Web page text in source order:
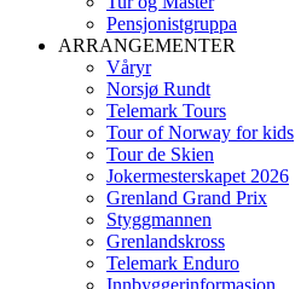
Pensjonistgruppa
ARRANGEMENTER
Våryr
Norsjø Rundt
Telemark Tours
Tour of Norway for kids
Tour de Skien
Jokermesterskapet 2026
Grenland Grand Prix
Styggmannen
Grenlandskross
Telemark Enduro
Innbyggerinformasjon